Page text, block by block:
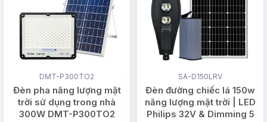
DMT-P300TO2
Đèn pha năng lượng mặt
trời sử dụng trong nhà
300W DMT-P300TO2
SA-D150LRV
Đèn đường chiếc lá 150w
năng lượng mặt trời | LED
Philips 32V & Dimming 5